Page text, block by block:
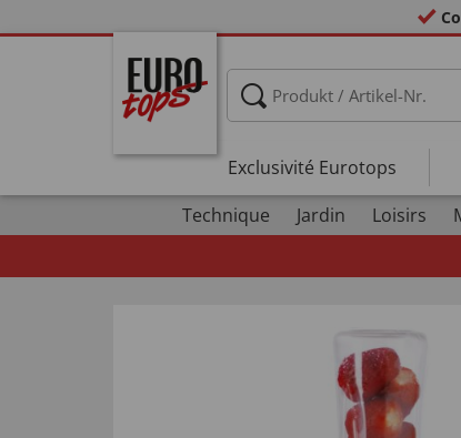
Exclusivité Eurotops
Technique
Jardin Loisirs